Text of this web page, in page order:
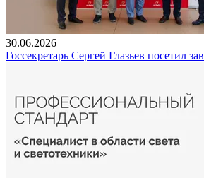
30.06.2026
Госсекретарь Сергей Глазьев посетил